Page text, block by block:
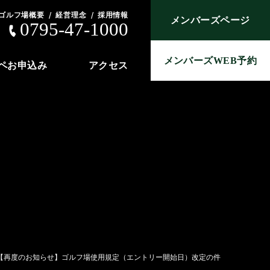
お申込み アクセス
ルフ場概要 経営理念 採用情報
0795-47-1000 メンバーズページ
メンバーズWEB予約
再度のお知らせ】ゴルフ場使用規定（エントリー開始日）改定の件